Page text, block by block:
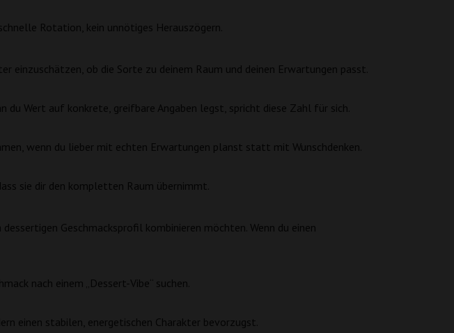
Rotation, kein unnötiges Herauszögern.
einzuschätzen, ob die Sorte zu deinem Raum und deinen Erwartungen passt.
Wert auf konkrete, greifbare Angaben legst, spricht diese Zahl für sich.
wenn du lieber mit echten Erwartungen planst statt mit Wunschdenken.
sie dir den kompletten Raum übernimmt.
Geschmacksprofil kombinieren möchten. Wenn du einen
nach einem „Dessert-Vibe“ suchen.
einen stabilen, energetischen Charakter bevorzugst.